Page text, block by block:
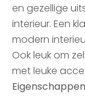
en gezellige
interieur. Een
modern
Ook leuk om
met leuke